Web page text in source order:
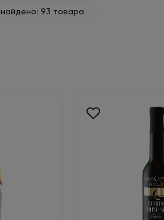
найдено: 93 товара